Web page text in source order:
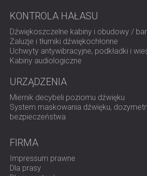
KONTROLA HAŁASU
Dźwiękoszczelne kabiny i obudowy /
Żaluzje i tłumiki dźwiękochłonne
Uchwyty antywibracyjne, podkładki i
Kabiny audiologiczne
URZĄDZENIA
Miernik decybeli poziomu dźwięku
System maskowania dźwięku,
bezpieczeństwa
FIRMA
Impressum prawne
Dla prasy